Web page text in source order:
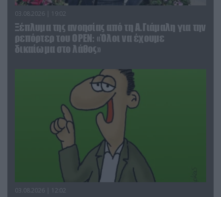
03.08.2026 | 19:02
Ξέπλυμα της ανοησίας από τη Α.Γιάμαλη για την
ρεπόρτερ του ΟΡΕΝ: «Όλοι να έχουμε
δικαίωμα στο λάθος»
03.08.2026 | 12:02